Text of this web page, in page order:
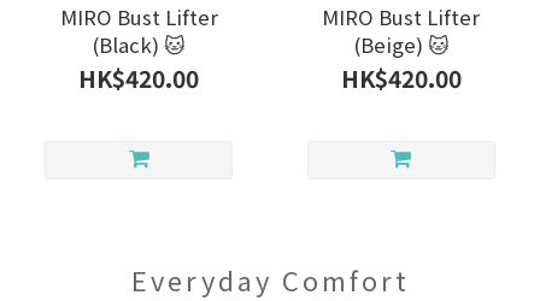
MIRO Bust Lifter
(Black) 🐱
HK$420.00
MIRO Bust Lifter
(Beige) 🐱
HK$420.00
Everyday Comfort